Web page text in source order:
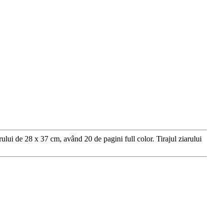
de 28 x 37 cm, având 20 de pagini full color. Tirajul ziarului